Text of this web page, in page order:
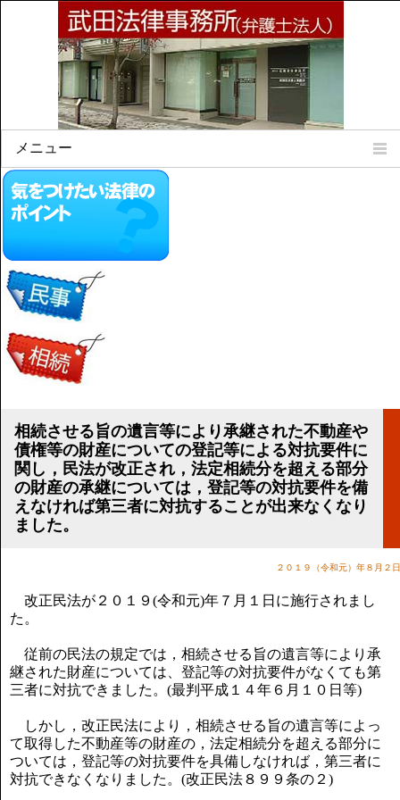
メニュー
Home
所属弁護士
法律相談案内
弁護士料について
事務所所在地
リンク集
顧問契約について
気をつけたい法律のポイント
武田正男の独り言
相続させる旨の遺言等により承継された不動産や
債権等の財産についての登記等による対抗要件に
関し，民法が改正され，法定相続分を超える部分
の財産の承継については，登記等の対抗要件を備
えなければ第三者に対抗することが出来なくなり
ました。
２０１９（令和元）年８月２日
改正民法が２０１９(令和元)年７月１日に施行されまし
た。
従前の民法の規定では，相続させる旨の遺言等により承
継された財産については、登記等の対抗要件がなくても第
三者に対抗できました。(最判平成１４年６月１０日等)
しかし，改正民法により，相続させる旨の遺言等によっ
て取得した不動産等の財産の，法定相続分を超える部分に
ついては，登記等の対抗要件を具備しなければ，第三者に
対抗できなくなりました。(改正民法８９９条の２)